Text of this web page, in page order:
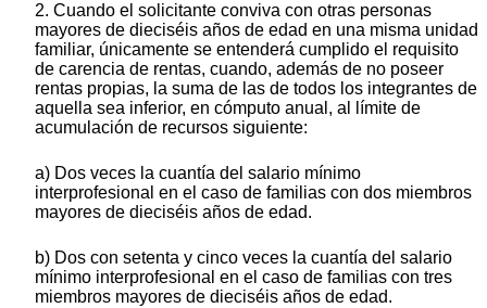
2. Cuando el solicitante conviva con otras personas
mayores de dieciséis años de edad en una misma unidad
familiar, únicamente se entenderá cumplido el requisito
de carencia de rentas, cuando, además de no poseer
rentas propias, la suma de las de todos los integrantes de
aquella sea inferior, en cómputo anual, al límite de
acumulación de recursos siguiente:
a) Dos veces la cuantía del salario mínimo
interprofesional en el caso de familias con dos miembros
mayores de dieciséis años de edad.
b) Dos con setenta y cinco veces la cuantía del salario
mínimo interprofesional en el caso de familias con tres
miembros mayores de dieciséis años de edad.